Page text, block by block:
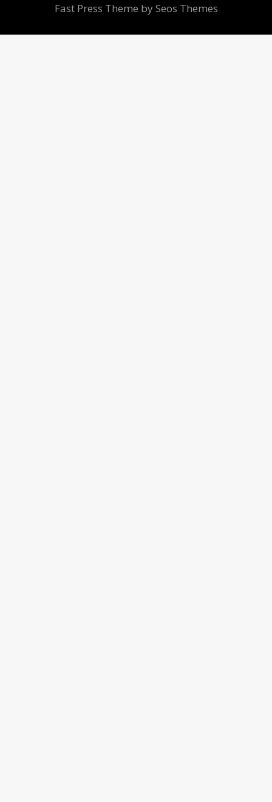
Fast Press Theme by Seos Themes